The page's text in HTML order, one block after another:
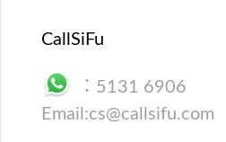
CallSiFu
： 5131 6906
Email:cs@callsifu.com